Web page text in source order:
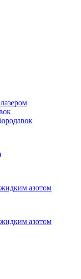
азотом
азотом